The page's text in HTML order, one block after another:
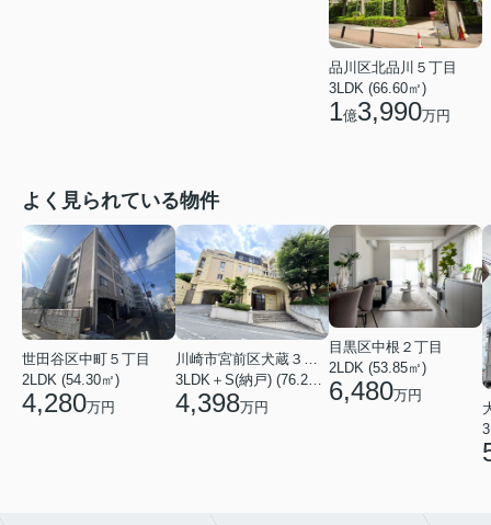
品川区北品川５丁目
3LDK (66.60㎡)
1億3,990万円
よく見られている物件
世田谷区中町５丁目
2LDK (54.30㎡)
4,280万円
川崎市宮前区犬蔵３丁目
3LDK＋S(納戸) (76.20㎡)
4,398万円
目黒区中根２丁目
2LDK (53.85㎡)
6,480万円